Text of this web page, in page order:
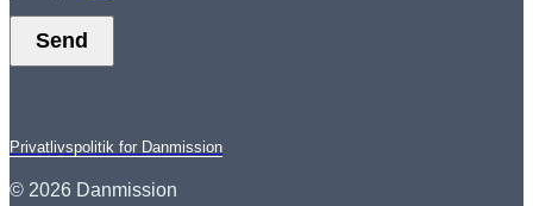
Send
Privatlivspolitik for Danmission
© 2026 Danmission